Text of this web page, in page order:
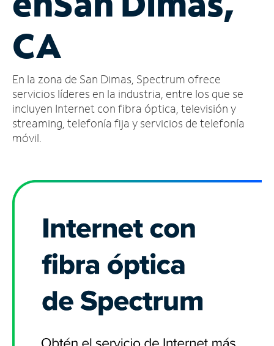
cuenta
Encuentra
tienda
CA
En la zona de San Dimas, Spectrum ofrece
servicios líderes en la industria, entre los que se
incluyen Internet con fibra óptica, televisión y
streaming, telefonía fija y servicios de telefonía
móvil.